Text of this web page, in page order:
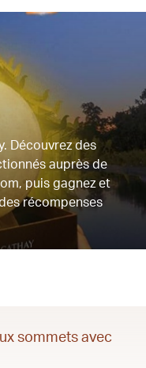
Découvrez des
auprès de
puis gagnez et
récompenses
sommets avec